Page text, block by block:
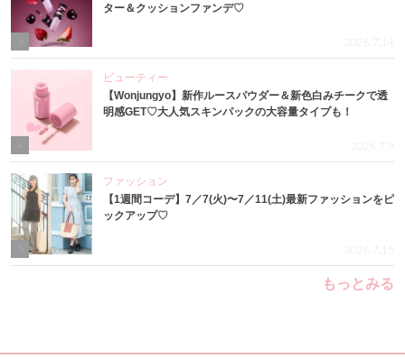
3
ター＆クッションファンデ♡
2026.7.14
ビューティー
【Wonjungyo】新作ルースパウダー＆新色白みチークで透
明感GET♡大人気スキンパックの大容量タイプも！
2026.7.9
ファッション
【1週間コーデ】7／7(火)〜7／11(土)最新ファッションをピ
ックアップ♡
2026.7.15
もっとみる